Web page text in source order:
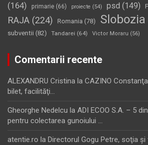
(164)
primarie (66) proiecte (54) psd (149)
RAJA (224) Romania (78) Slobozia
subventii (82) Tandarei (64) Victor Moraru (56)
Comentarii recente
ALEXANDRU Cristina la CAZINO
bilet, facilităţi…
Gheorghe Nedelcu la ADI ECOO S.A. – 5
pentru colectarea gunoiului …
atentie.ro la Directorul Gogu Petre, soţia şi